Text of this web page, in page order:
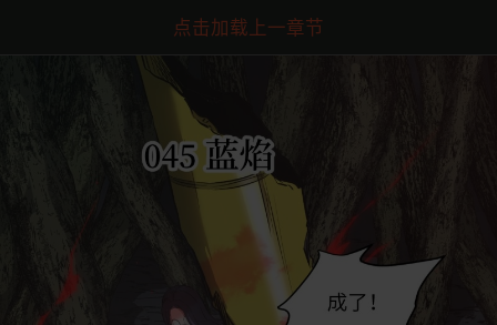
点击加载上一章节